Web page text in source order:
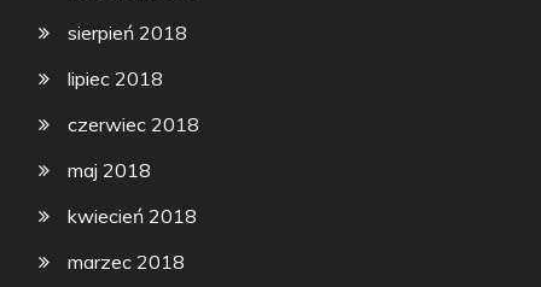
sierpień 2018
lipiec 2018
czerwiec 2018
maj 2018
kwiecień 2018
marzec 2018